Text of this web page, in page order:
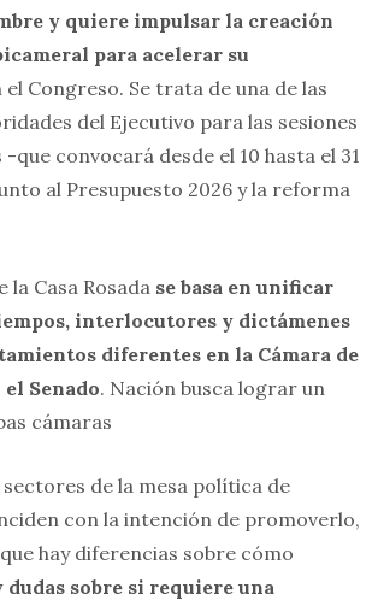
y quiere impulsar la creación
para acelerar su
el Congreso. Se trata de una de las
del Ejecutivo para las sesiones
convocará desde el 10 hasta el 31
al Presupuesto 2026 y la reforma
Casa Rosada se basa en unificar
interlocutores y dictámenes
diferentes en la Cámara de
Senado. Nación busca lograr un
cámaras
de la mesa política de
con la intención de promoverlo,
hay diferencias sobre cómo
dudas sobre si requiere una